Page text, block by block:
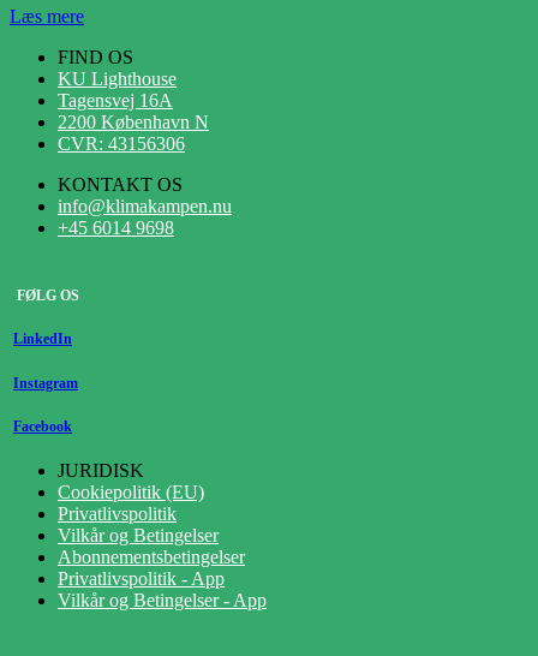
Læs mere
FIND OS
KU Lighthouse
Tagensvej 16A
2200 København N
CVR: 43156306
KONTAKT OS
info@klimakampen.nu
+45 6014 9698
FØLG OS
LinkedIn
Instagram
Facebook
JURIDISK
Cookiepolitik (EU)
Privatlivspolitik
Vilkår og Betingelser
Abonnementsbetingelser
Privatlivspolitik - App
Vilkår og Betingelser - App